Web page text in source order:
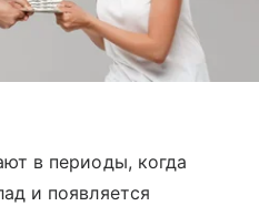
в периоды, когда
и появляется